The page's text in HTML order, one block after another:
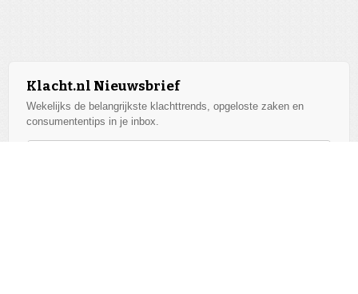
Klacht.nl Nieuwsbrief
Wekelijks de belangrijkste klachttrends, opgeloste zaken en
consumententips in je inbox.